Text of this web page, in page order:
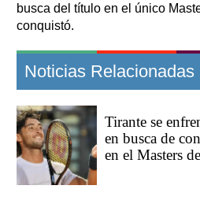
busca del título en el único
conquistó.
Noticias Relacionadas
Tirante se
en busca de
en el Masters